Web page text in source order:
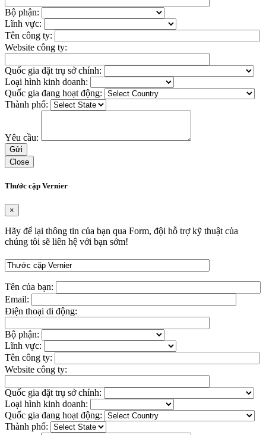
Bộ phận:
Lĩnh vực:
Tên công ty:
Website công ty:
Quốc gia đặt trụ sở chính:
Loại hình kinh doanh:
Quốc gia đang hoạt động:
Thành phố:
Yêu cầu:
Close
Thước cặp Vernier
×
Hãy để lại thông tin của bạn qua Form, đội hỗ trợ kỹ thuật của
chúng tôi sẽ liên hệ với bạn sớm!
Tên của bạn:
Email:
Điện thoại di động:
Bộ phận:
Lĩnh vực:
Tên công ty:
Website công ty:
Quốc gia đặt trụ sở chính:
Loại hình kinh doanh:
Quốc gia đang hoạt động:
Thành phố: